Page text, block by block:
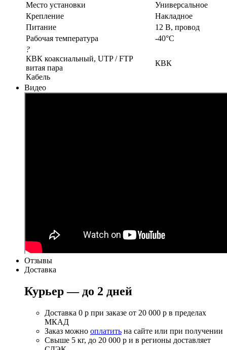
Место установки
Универсальное
Крепление
Накладное
Питание
12 В, провод
Рабочая температура
-40°С
?
КВК коаксиальный, UTP / FTP
витая пара
Кабель
КВК
Видео
Отзывы
Доставка
Курьер — до 2 дней
Доставка 0 р при заказе от 20 000 р в пределах
МКАД
Заказ можно оплатить на сайте или при получении
Свыше 5 кг, до 20 000 р и в регионы доставляет